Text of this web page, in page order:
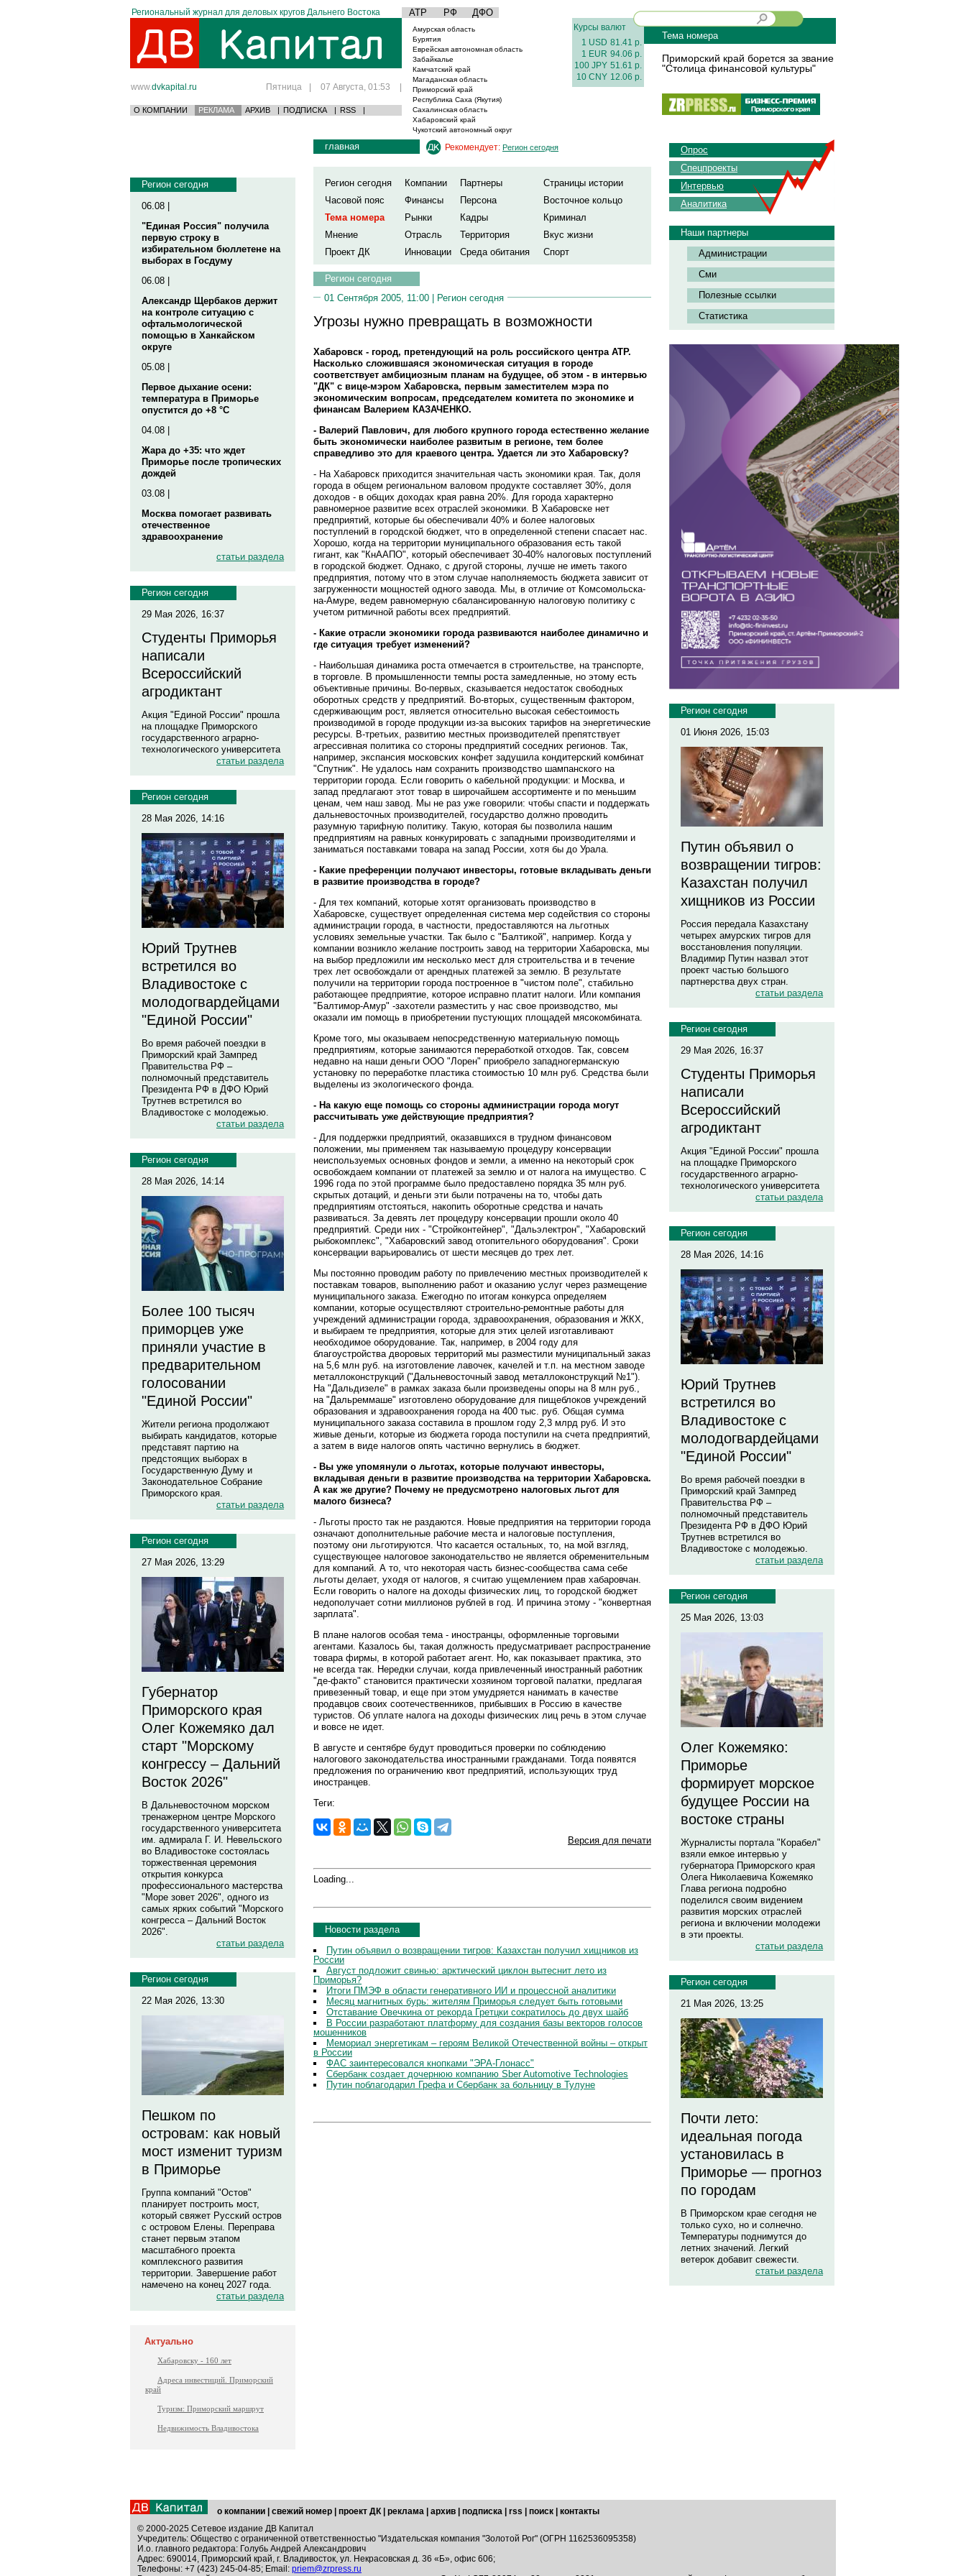
Региональный журнал для деловых кругов Дальнего Востока АТР РФ ДФО
www.dvkapital.ru Пятница | 07 Августа, 01:53 |
О КОМПАНИИ РЕКЛАМА АРХИВ | ПОДПИСКА | RSS |
Амурская область
Бурятия
Еврейская автономная область
Забайкалье
Камчатский край
Магаданская область
Приморский край
Республика Саха (Якутия)
Сахалинская область
Хабаровский край
Чукотский автономный округ
Курсы валют
1 USD 81.41 р.
1 EUR 94.06 р.
100 JPY 51.61 р.
10 CNY 12.06 р.
Тема номера
Приморский край борется за звание
"Столица финансовой культуры"
Регион сегодня
06.08 |
"Единая Россия" получила
первую строку в
избирательном бюллетене на
выборах в Госдуму
06.08 |
Александр Щербаков держит
на контроле ситуацию с
офтальмологической
помощью в Ханкайском
округе
05.08 |
Первое дыхание осени:
температура в Приморье
опустится до +8 °C
04.08 |
Жара до +35: что ждет
Приморье после тропических
дождей
03.08 |
Москва помогает развивать
отечественное
здравоохранение
статьи раздела
Регион сегодня
29 Мая 2026, 16:37
Студенты Приморья
написали
Всероссийский
агродиктант
Акция "Единой России" прошла
на площадке Приморского
государственного аграрно-
технологического университета
статьи раздела
Регион сегодня
28 Мая 2026, 14:16
Юрий Трутнев
встретился во
Владивостоке с
молодогвардейцами
"Единой России"
Во время рабочей поездки в
Приморский край Зампред
Правительства РФ –
полномочный представитель
Президента РФ в ДФО Юрий
Трутнев встретился во
Владивостоке с молодежью.
статьи раздела
Регион сегодня
28 Мая 2026, 14:14
Более 100 тысяч
приморцев уже
приняли участие в
предварительном
голосовании
"Единой России"
Жители региона продолжают
выбирать кандидатов, которые
представят партию на
предстоящих выборах в
Государственную Думу и
Законодательное Собрание
Приморского края.
статьи раздела
Регион сегодня
27 Мая 2026, 13:29
Губернатор
Приморского края
Олег Кожемяко дал
старт "Морскому
конгрессу – Дальний
Восток 2026"
В Дальневосточном морском
тренажерном центре Морского
государственного университета
им. адмирала Г. И. Невельского
во Владивостоке состоялась
торжественная церемония
открытия конкурса
профессионального мастерства
"Море зовет 2026", одного из
самых ярких событий "Морского
конгресса – Дальний Восток
2026".
статьи раздела
Регион сегодня
22 Мая 2026, 13:30
Пешком по
островам: как новый
мост изменит туризм
в Приморье
Группа компаний "Остов"
планирует построить мост,
который свяжет Русский остров
с островом Елены. Переправа
станет первым этапом
масштабного проекта
комплексного развития
территории. Завершение работ
намечено на конец 2027 года.
статьи раздела
Актуально
Хабаровску - 160 лет
Адреса инвестиций. Приморский
край
Туризм: Приморский маршрут
Недвижимость Владивостока
главная Рекомендует: Регион сегодня
Регион сегодня Компании Партнеры
Страницы истории
Часовой пояс
Финансы Персона
Восточное кольцо
Тема номера
Рынки Кадры
Криминал
Мнение
Отрасль Территория
Вкус жизни
Проект ДК
Инновации Среда обитания Спорт
Регион сегодня
01 Сентября 2005, 11:00 | Регион сегодня
Угрозы нужно превращать в возможности
Хабаровск - город, претендующий на роль российского центра АТР.
Насколько сложившаяся экономическая ситуация в городе
соответствует амбициозным планам на будущее, об этом - в интервью
"ДК" с вице-мэром Хабаровска, первым заместителем мэра по
экономическим вопросам, председателем комитета по экономике и
финансам Валерием КАЗАЧЕНКО.
- Валерий Павлович, для любого крупного города естественно желание
быть экономически наиболее развитым в регионе, тем более
справедливо это для краевого центра. Удается ли это Хабаровску?
- На Хабаровск приходится значительная часть экономики края. Так, доля
города в общем региональном валовом продукте составляет 30%, доля
доходов - в общих доходах края равна 20%. Для города характерно
равномерное развитие всех отраслей экономики. В Хабаровске нет
предприятий, которые бы обеспечивали 40% и более налоговых
поступлений в городской бюджет, что в определенной степени спасает нас.
Хорошо, когда на территории муниципального образования есть такой
гигант, как "КнААПО", который обеспечивает 30-40% налоговых поступлений
в городской бюджет. Однако, с другой стороны, лучше не иметь такого
предприятия, потому что в этом случае наполняемость бюджета зависит от
загруженности мощностей одного завода. Мы, в отличие от Комсомольска-
на-Амуре, ведем равномерную сбалансированную налоговую политику с
учетом ритмичной работы всех предприятий.
- Какие отрасли экономики города развиваются наиболее динамично и
где ситуация требует изменений?
- Наибольшая динамика роста отмечается в строительстве, на транспорте,
в торговле. В промышленности темпы роста замедленные, но этому есть
объективные причины. Во-первых, сказывается недостаток свободных
оборотных средств у предприятий. Во-вторых, существенным фактором,
сдерживающим рост, является относительно высокая себестоимость
производимой в городе продукции из-за высоких тарифов на энергетические
ресурсы. В-третьих, развитию местных производителей препятствует
агрессивная политика со стороны предприятий соседних регионов. Так,
например, экспансия московских конфет задушила кондитерский комбинат
"Спутник". Не удалось нам сохранить производство шампанского на
территории города. Если говорить о кабельной продукции: и Москва, и
запад предлагают этот товар в широчайшем ассортименте и по меньшим
ценам, чем наш завод. Мы не раз уже говорили: чтобы спасти и поддержать
дальневосточных производителей, государство должно проводить
разумную тарифную политику. Такую, которая бы позволила нашим
предприятиям на равных конкурировать с западными производителями и
заниматься поставками товара на запад России, хотя бы до Урала.
- Какие преференции получают инвесторы, готовые вкладывать деньги
в развитие производства в городе?
- Для тех компаний, которые хотят организовать производство в
Хабаровске, существует определенная система мер содействия со стороны
администрации города, в частности, предоставляются на льготных
условиях земельные участки. Так было с "Балтикой", например. Когда у
компании возникло желание построить завод на территории Хабаровска, мы
на выбор предложили им несколько мест для строительства и в течение
трех лет освобождали от арендных платежей за землю. В результате
получили на территории города построенное в "чистом поле", стабильно
работающее предприятие, которое исправно платит налоги. Или компания
"Балтимор-Амур" -захотели разместить у нас свое производство, мы
оказали им помощь в приобретении пустующих площадей мясокомбината.
Кроме того, мы оказываем непосредственную материальную помощь
предприятиям, которые занимаются переработкой отходов. Так, совсем
недавно на наши деньги ООО "Лорен" приобрело западногерманскую
установку по переработке пластика стоимостью 10 млн руб. Средства были
выделены из экологического фонда.
- На какую еще помощь со стороны администрации города могут
рассчитывать уже действующие предприятия?
- Для поддержки предприятий, оказавшихся в трудном финансовом
положении, мы применяем так называемую процедуру консервации
неиспользуемых основных фондов и земли, а именно на некоторый срок
освобождаем компании от платежей за землю и от налога на имущество. С
1996 года по этой программе было предоставлено порядка 35 млн руб.
скрытых дотаций, и деньги эти были потрачены на то, чтобы дать
предприятиям отстояться, накопить оборотные средства и начать
развиваться. За девять лет процедуру консервации прошли около 40
предприятий. Среди них - "Стройконтейнер", "Дальэлектрон", "Хабаровский
рыбокомплекс", "Хабаровский завод отопительного оборудования". Сроки
консервации варьировались от шести месяцев до трех лет.
Мы постоянно проводим работу по привлечению местных производителей к
поставкам товаров, выполнению работ и оказанию услуг через размещение
муниципального заказа. Ежегодно по итогам конкурса определяем
компании, которые осуществляют строительно-ремонтные работы для
учреждений администрации города, здравоохранения, образования и ЖКХ,
и выбираем те предприятия, которые для этих целей изготавливают
необходимое оборудование. Так, например, в 2004 году для
благоустройства дворовых территорий мы разместили муниципальный заказ
на 5,6 млн руб. на изготовление лавочек, качелей и т.п. на местном заводе
металлоконструкций ("Дальневосточный завод металлоконструкций №1").
На "Дальдизеле" в рамках заказа были произведены опоры на 8 млн руб.,
на "Дальреммаше" изготовлено оборудование для пищеблоков учреждений
образования и здравоохранения города на 400 тыс. руб. Общая сумма
муниципального заказа составила в прошлом году 2,3 млрд руб. И это
живые деньги, которые из бюджета города поступили на счета предприятий,
а затем в виде налогов опять частично вернулись в бюджет.
- Вы уже упомянули о льготах, которые получают инвесторы,
вкладывая деньги в развитие производства на территории Хабаровска.
А как же другие? Почему не предусмотрено налоговых льгот для
малого бизнеса?
- Льготы просто так не раздаются. Новые предприятия на территории города
означают дополнительные рабочие места и налоговые поступления,
поэтому они льготируются. Что касается остальных, то, на мой взгляд,
существующее налоговое законодательство не является обременительным
для компаний. А то, что некоторая часть бизнес-сообщества сама себе
льготы делает, уходя от налогов, я считаю ущемлением прав хабаровчан.
Если говорить о налоге на доходы физических лиц, то городской бюджет
недополучает сотни миллионов рублей в год. И причина этому - "конвертная
зарплата".
В плане налогов особая тема - иностранцы, оформленные торговыми
агентами. Казалось бы, такая должность предусматривает распространение
товара фирмы, в которой работает агент. Но, как показывает практика, это
не всегда так. Нередки случаи, когда привлеченный иностранный работник
"де-факто" становится практически хозяином торговой палатки, предлагая
привезенный товар, и еще при этом умудряется нанимать в качестве
продавцов своих соотечественников, прибывших в Россию в качестве
туристов. Об уплате налога на доходы физических лиц речь в этом случае
и вовсе не идет.
В августе и сентябре будут проводиться проверки по соблюдению
налогового законодательства иностранными гражданами. Тогда появятся
предложения по ограничению квот предприятий, использующих труд
иностранцев.
Теги:
Версия для печати
Loading...
Новости раздела
Путин объявил о возвращении тигров: Казахстан получил хищников из
России
Август подложит свинью: арктический циклон вытеснит лето из
Приморья?
Итоги ПМЭФ в области генеративного ИИ и процессной аналитики
Месяц магнитных бурь: жителям Приморья следует быть готовыми
Отставание Овечкина от рекорда Гретцки сократилось до двух шайб
В России разработают платформу для создания базы векторов голосов
мошенников
Мемориал энергетикам – героям Великой Отечественной войны – открыт
в России
ФАС заинтересовался кнопками "ЭРА-Глонасс"
Сбербанк создает дочернюю компанию Sber Automotive Technologies
Путин поблагодарил Грефа и Сбербанк за больницу в Тулуне
Опрос
Спецпроекты
Интервью
Аналитика
Наши партнеры
Администрации
Сми
Полезные ссылки
Статистика
Регион сегодня
01 Июня 2026, 15:03
Путин объявил о
возвращении тигров:
Казахстан получил
хищников из России
Россия передала Казахстану
четырех амурских тигров для
восстановления популяции.
Владимир Путин назвал этот
проект частью большого
партнерства двух стран.
статьи раздела
Регион сегодня
29 Мая 2026, 16:37
Студенты Приморья
написали
Всероссийский
агродиктант
Акция "Единой России" прошла
на площадке Приморского
государственного аграрно-
технологического университета
статьи раздела
Регион сегодня
28 Мая 2026, 14:16
Юрий Трутнев
встретился во
Владивостоке с
молодогвардейцами
"Единой России"
Во время рабочей поездки в
Приморский край Зампред
Правительства РФ –
полномочный представитель
Президента РФ в ДФО Юрий
Трутнев встретился во
Владивостоке с молодежью.
статьи раздела
Регион сегодня
25 Мая 2026, 13:03
Олег Кожемяко:
Приморье
формирует морское
будущее России на
востоке страны
Журналисты портала "Корабел"
взяли емкое интервью у
губернатора Приморского края
Олега Николаевича Кожемяко
Глава региона подробно
поделился своим видением
развития морских отраслей
региона и включении молодежи
в эти проекты.
статьи раздела
Регион сегодня
21 Мая 2026, 13:25
Почти лето:
идеальная погода
установилась в
Приморье — прогноз
по городам
В Приморском крае сегодня не
только сухо, но и солнечно.
Температуры поднимутся до
летних значений. Легкий
ветерок добавит свежести.
статьи раздела
о компании свежий номер проект ДК реклама архив подписка rss поиск
контакты
© 2000-2025 Сетевое издание ДВ Капитал
Учредитель: Общество с ограниченной ответственностью "Издательская компания "Золотой Рог" (ОГРН 1162536095358)
И.о. главного редактора: Голубь Андрей Александрович
Адрес: 690014, Приморский край, г. Владивосток, ул. Некрасовская д. 36 «Б», офис 606;
Телефоны: +7 (423) 245-04-85; Email: priem@zrpress.ru